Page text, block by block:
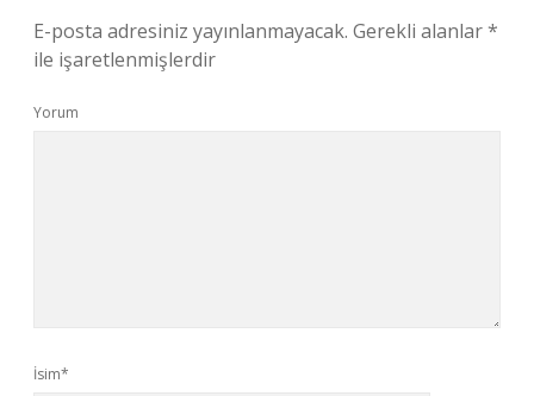
E-posta adresiniz yayınlanmayacak. Gerekli alanlar*
ile işaretlenmişlerdir
Yorum
İsim*